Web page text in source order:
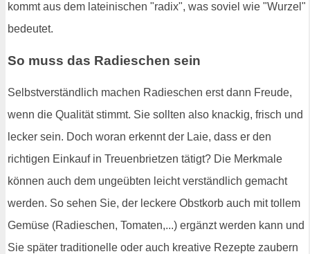
kommt aus dem lateinischen "radix", was soviel wie "Wurzel"
bedeutet.
So muss das Radieschen sein
Selbstverständlich machen Radieschen erst dann Freude,
wenn die Qualität stimmt. Sie sollten also knackig, frisch und
lecker sein. Doch woran erkennt der Laie, dass er den
richtigen Einkauf in Treuenbrietzen tätigt? Die Merkmale
können auch dem ungeübten leicht verständlich gemacht
werden. So sehen Sie, der leckere Obstkorb auch mit tollem
Gemüse (Radieschen, Tomaten,...) ergänzt werden kann und
Sie später traditionelle oder auch kreative Rezepte zaubern